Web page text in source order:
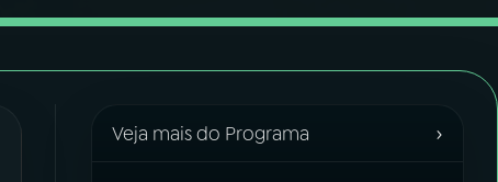
Veja mais do Programa ›